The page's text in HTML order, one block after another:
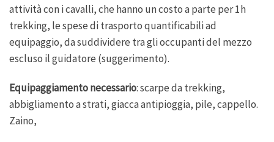
attività con i cavalli, che hanno un costo a parte per 1h
trekking, le spese di trasporto quantificabili ad
equipaggio, da suddividere tra gli occupanti del mezzo
escluso il guidatore (suggerimento).
Equipaggiamento necessario: scarpe da trekking,
abbigliamento a strati, giacca antipioggia, pile, cappello.
Zaino,